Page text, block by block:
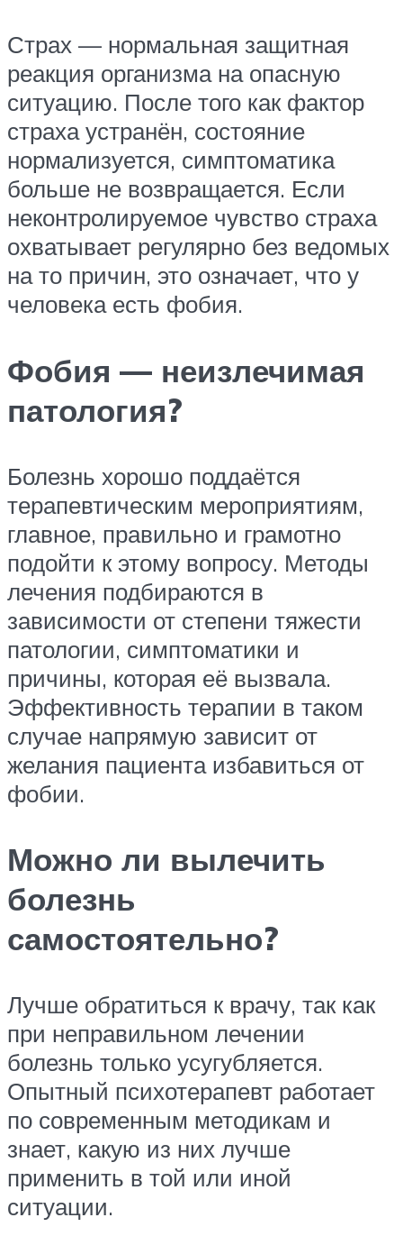
Страх — нормальная защитная
реакция организма на опасную
ситуацию. После того как фактор
страха устранён, состояние
нормализуется, симптоматика
больше не возвращается. Если
неконтролируемое чувство страха
охватывает регулярно без ведомых
на то причин, это означает, что у
человека есть фобия.
Фобия — неизлечимая
патология?
Болезнь хорошо поддаётся
терапевтическим мероприятиям,
главное, правильно и грамотно
подойти к этому вопросу. Методы
лечения подбираются в
зависимости от степени тяжести
патологии, симптоматики и
причины, которая её вызвала.
Эффективность терапии в таком
случае напрямую зависит от
желания пациента избавиться от
фобии.
Можно ли вылечить
болезнь
самостоятельно?
Лучше обратиться к врачу, так как
при неправильном лечении
болезнь только усугубляется.
Опытный психотерапевт работает
по современным методикам и
знает, какую из них лучше
применить в той или иной
ситуации.